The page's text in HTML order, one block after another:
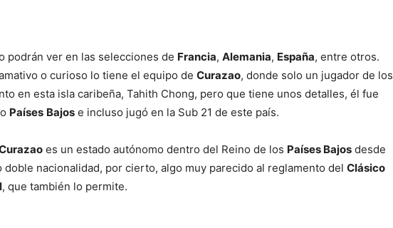
podrán ver en las selecciones de Francia, Alemania, España, entre otros.
o curioso lo tiene el equipo de Curazao, donde solo un jugador de los
en esta isla caribeña, Tahith Chong, pero que tiene unos detalles, él fue
o Países Bajos e incluso jugó en la Sub 21 de este país.
es un estado autónomo dentro del Reino de los Países Bajos desde
doble nacionalidad, por cierto, algo muy parecido al reglamento del Clásico
, que también lo permite.